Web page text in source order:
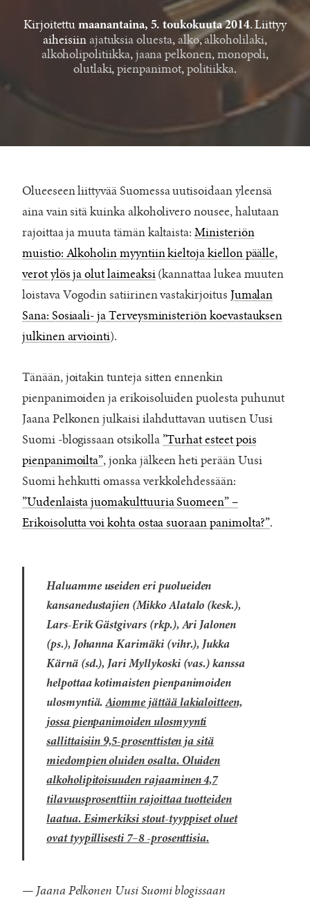
Kirjoitettumaanantaina, 5. toukokuuta 2014. Liittyy
aiheisiin ajatuksia oluesta, alko,alkoholilaki,
alkoholipolitiikka, jaana pelkonen, monopoli,
olutlaki,pienpanimot, politiikka.
Olueeseen liittyvää Suomessa uutisoidaan yleensä
aina vain sitä kuinka alkoholivero nousee, halutaan
rajoittaa ja muuta tämän kaltaista:Ministeriön
muistio: Alkoholin myyntiin kieltoja kiellon päälle,
verot ylös ja olut laimeaksi(kannattaa lukea muuten
loistava Vogodin satiirinen vastakirjoitus Jumalan
Sana: Sosiaali- ja Terveysministeriön koevastauksen
julkinen arviointi).
Tänään, joitakin tunteja sitten ennenkin
pienpanimoiden ja erikoisoluiden puolesta puhunut
Jaana Pelkonen julkaisi ilahduttavan uutisen Uusi
Suomi -blogissaan otsikolla ”Turhat esteet pois
pienpanimoilta”, jonka jälkeen heti perään Uusi
Suomi hehkutti omassa verkkolehdessään:
”Uudenlaista juomakulttuuria Suomeen” –
Erikoisolutta voi kohta ostaa suoraan panimolta?”.
Haluamme useiden eri puolueiden
kansanedustajien (Mikko Alatalo (kesk.),
Lars-Erik Gästgivars (rkp.), Ari Jalonen
(ps.), Johanna Karimäki (vihr.), Jukka
Kärnä (sd.), Jari Myllykoski (vas.) kanssa
helpottaa kotimaisten pienpanimoiden
ulosmyntiä.Aiomme jättää lakialoitteen,
jossa pienpanimoiden ulosmyynti
sallittaisiin 9,5-prosenttisten ja sitä
miedompien oluiden osalta. Oluiden
alkoholipitoisuuden rajaaminen 4,7
tilavuusprosenttiin rajoittaa tuotteiden
laatua. Esimerkiksi stout-tyyppiset oluet
ovat tyypillisesti 7–8 -prosenttisia.
— Jaana Pelkonen Uusi Suomi blogissaan